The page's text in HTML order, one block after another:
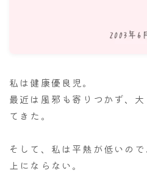
私は健康優良児。
最近は風邪も寄りつかず、
てきた。
そして、私は平熱が低いの
上にならない。